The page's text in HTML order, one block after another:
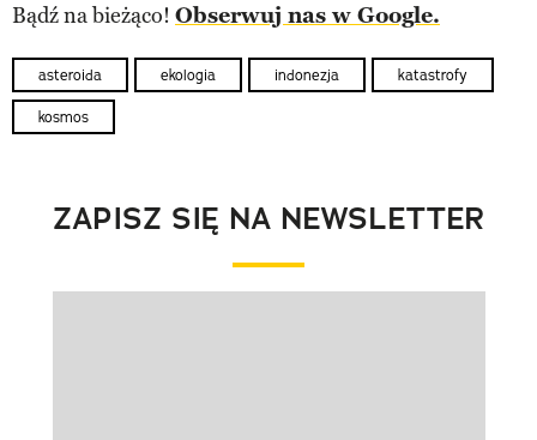
Bądź na bieżąco! Obserwuj nas w Google.
asteroida ekologia indonezja katastrofy
kosmos
ZAPISZ SIĘ NA NEWSLETTER